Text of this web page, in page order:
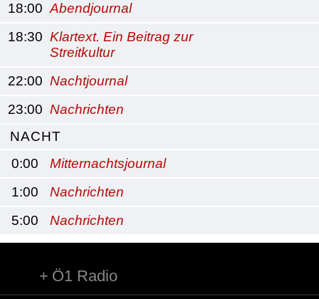
18:00 Abendjournal
18:30 Klartext. Ein Beitrag zur
Streitkultur
22:00 Nachtjournal
23:00 Nachrichten
NACHT
0:00
Mitternachtsjournal
1:00
Nachrichten
5:00
Nachrichten
Ö1 Radio